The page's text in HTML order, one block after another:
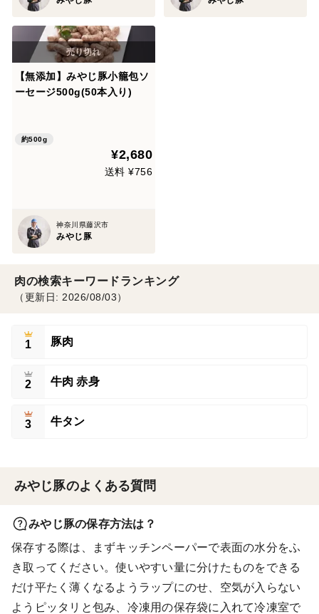
【無添加】みやじ豚小籠包ソ
ーセージ500g(50本入り)
約500g
¥2,680
送料 ¥756
神奈川県藤沢市
みやじ豚
肉の検索キーワードランキング
（更新日: 2026/08/03）
1 豚肉
2 牛肉 赤身
3 牛タン
みやじ豚のよくある質問
みやじ豚の保存方法は？
保存する際は、まずキッチンペーパーで表面の水分をふ
き取ってください。使いやすい量に分けたものをできる
だけ平たく薄くなるようラップにのせ、空気が入らない
ようピッタリと包み、冷凍用の保存袋に入れて冷凍室で